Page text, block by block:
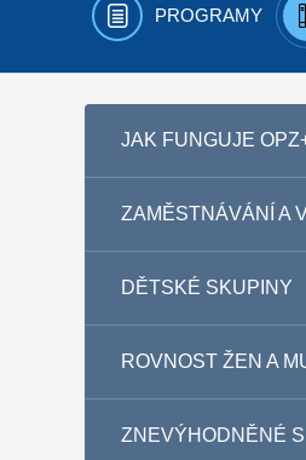
PROGRAMY
JAK FUNGUJE
ZAMĚSTNÁVÁNÍ A
DĚTSKÉ SKUPINY
ROVNOST ŽEN A
ZNEVÝHODNĚNÉ